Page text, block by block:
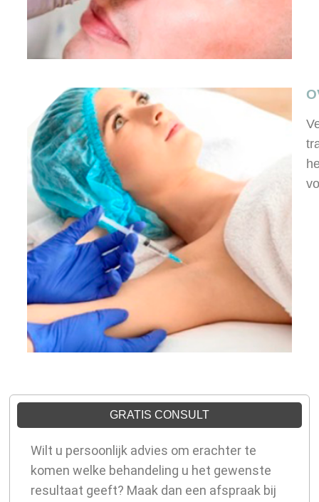
GRATIS CONSULT
Wilt u persoonlijk advies om erachter te
komen welke behandeling u het gewenste
resultaat geeft? Maak dan een afspraak bij